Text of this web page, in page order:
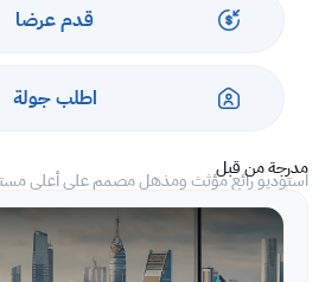
قدم عرضا
اطلب جولة
مدرجة من قبل
- المواقف المخصصة
- أمن على مدار الساعة
استوديو رائع مؤثث ومذهل مصمم على أعلى
ومطبخ مفتوح ومنطقة سرير مع حمام مصان
خشبية بالكامل.
منطقة السرير مؤثثة بسرير وخزانة ملابس
كامل الحجم. هناك مساحة تخزين ممتازة في جميع